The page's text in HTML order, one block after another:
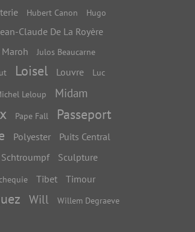
Hubert Canon
Hugo
Claude De La Royère
Julos Beaucarne
Loisel Louvre
Luc
Leloup Midam
Pape Fall Passeport
Polyester
Puits Central
Schtroumpf
Sculpture
Tibet Timour
Will
Willem Degraeve